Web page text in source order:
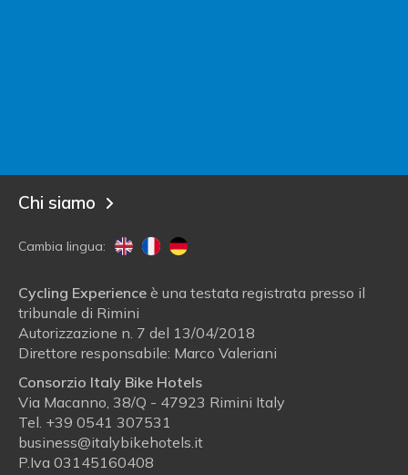
Chi siamo
Cambia lingua:
Cycling Experience è una testata registrata presso il
tribunale di Rimini
Autorizzazione n. 7 del 13/04/2018
Direttore responsabile: Marco Valeriani
Consorzio Italy Bike Hotels
Via Macanno, 38/Q - 47923 Rimini Italy
Tel. +39 0541 307531
business@italybikehotels.it
P.Iva 03145160408